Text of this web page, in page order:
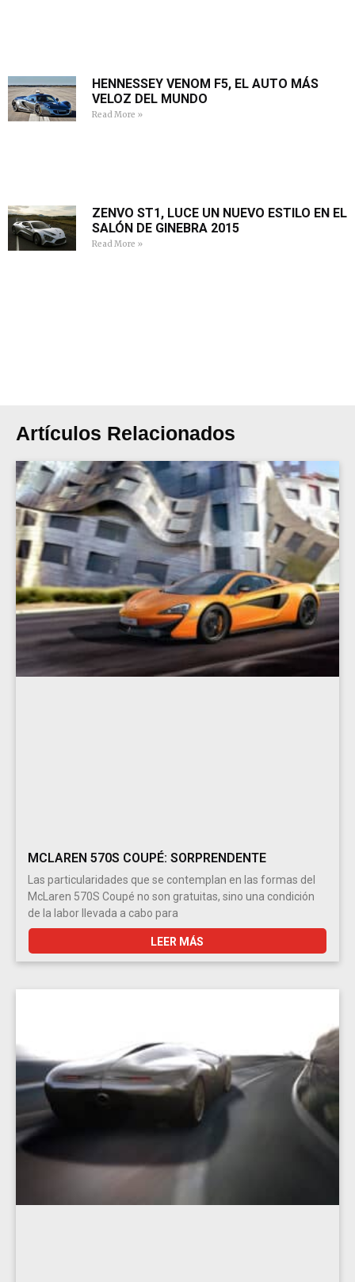
HENNESSEY VENOM F5, EL AUTO MÁS
VELOZ DEL MUNDO
Read More »
ZENVO ST1, LUCE UN NUEVO ESTILO EN EL
SALÓN DE GINEBRA 2015
Read More »
Artículos Relacionados
MCLAREN 570S COUPÉ: SORPRENDENTE
Las particularidades que se contemplan en las formas del
McLaren 570S Coupé no son gratuitas, sino una condición
de la labor llevada a cabo para
LEER MÁS